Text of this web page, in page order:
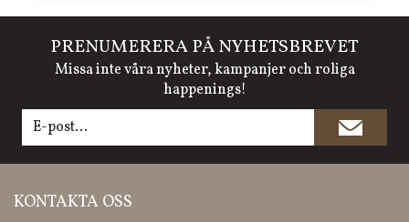
PRENUMERERA PÅ NYHETSBREVET
Missa inte våra nyheter, kampanjer och roliga
happenings!
KONTAKTA OSS